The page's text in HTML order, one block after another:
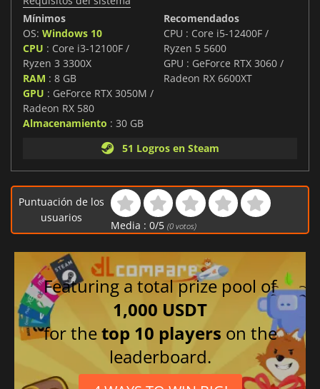
Mínimos
OS: Windows 10
CPU : Core i3-12100F /
Ryzen 3 3300X
RAM : 8 GB
GPU : GeForce RTX 3050M /
Radeon RX 580
Almacenamiento : 30 GB
Recomendados
CPU : Core i5-12400F /
Ryzen 5 5600
GPU : GeForce RTX 3060 /
Radeon RX 6600XT
51 Logros en Steam
Puntuación de los
usuarios
Media : 0/5 (0votos)
Featuring a total prize pool of
1,000 USDT
for thetop 10 players on the
leaderboard.